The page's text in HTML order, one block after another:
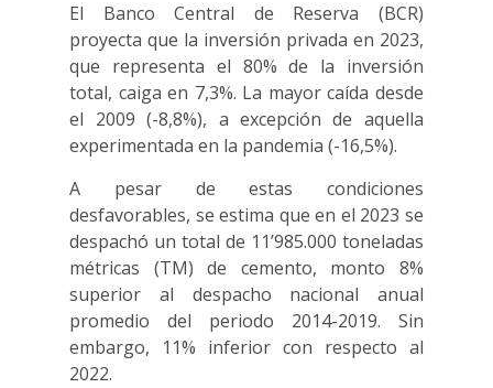
El Banco Central de Reserva (BCR)
proyecta que la inversión privada en 2023,
que representa el 80% de la inversión
total, caiga en 7,3%. La mayor caída desde
el 2009 (-8,8%), a excepción de aquella
experimentada en la pandemia (-16,5%).
A pesar de estas condiciones
desfavorables, se estima que en el 2023 se
despachó un total de 11’985.000 toneladas
métricas (TM) de cemento, monto 8%
superior al despacho nacional anual
promedio del periodo 2014-2019. Sin
embargo, 11% inferior con respecto al
2022.